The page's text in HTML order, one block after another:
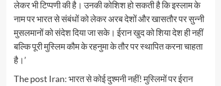
लेकर भी टिप्पणी की है। उनकी कोशिश हो सकती है कि इस्लाम के
नाम पर भारत से संबंधों को लेकर अरब देशों और खासतौर पर सुन्नी
मुसलमानों को संदेश दिया जा सके। ईरान खुद को शिया देश ही नहीं
बल्कि पूरी मुस्लिम कौम के रहनुमा के तौर पर स्थापित करना चाहता
है।’
The post Iran: भारत से कोई दुश्‍मनी नहीं! मुस्लिमों पर ईरान